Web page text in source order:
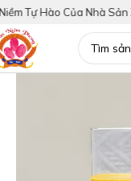
Hào Của Nhà Sản Xuất